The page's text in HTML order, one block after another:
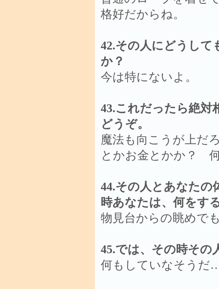
格好だからね。
42.その人にどうして
か？
今は特にないよ。
43.これだったら絶対
どうぞ。
魔法も向こうが上だ
とかお金とかか？
44.その人とあなた
時あなたは、何をす
物見台からの眺めで
45.では、その時その
何もしていなそう